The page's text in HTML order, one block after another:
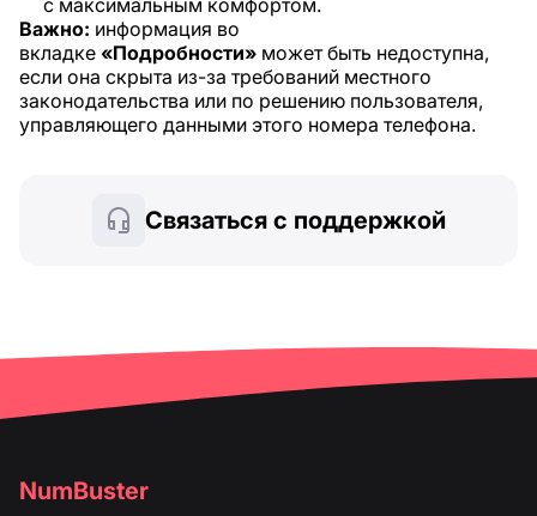
с максимальным комфортом.
Важно: информация во
вкладке «Подробности» может быть недоступна,
если она скрыта из-за требований местного
законодательства или по решению пользователя,
управляющего данными этого номера телефона.
Связаться с поддержкой
NumBuster